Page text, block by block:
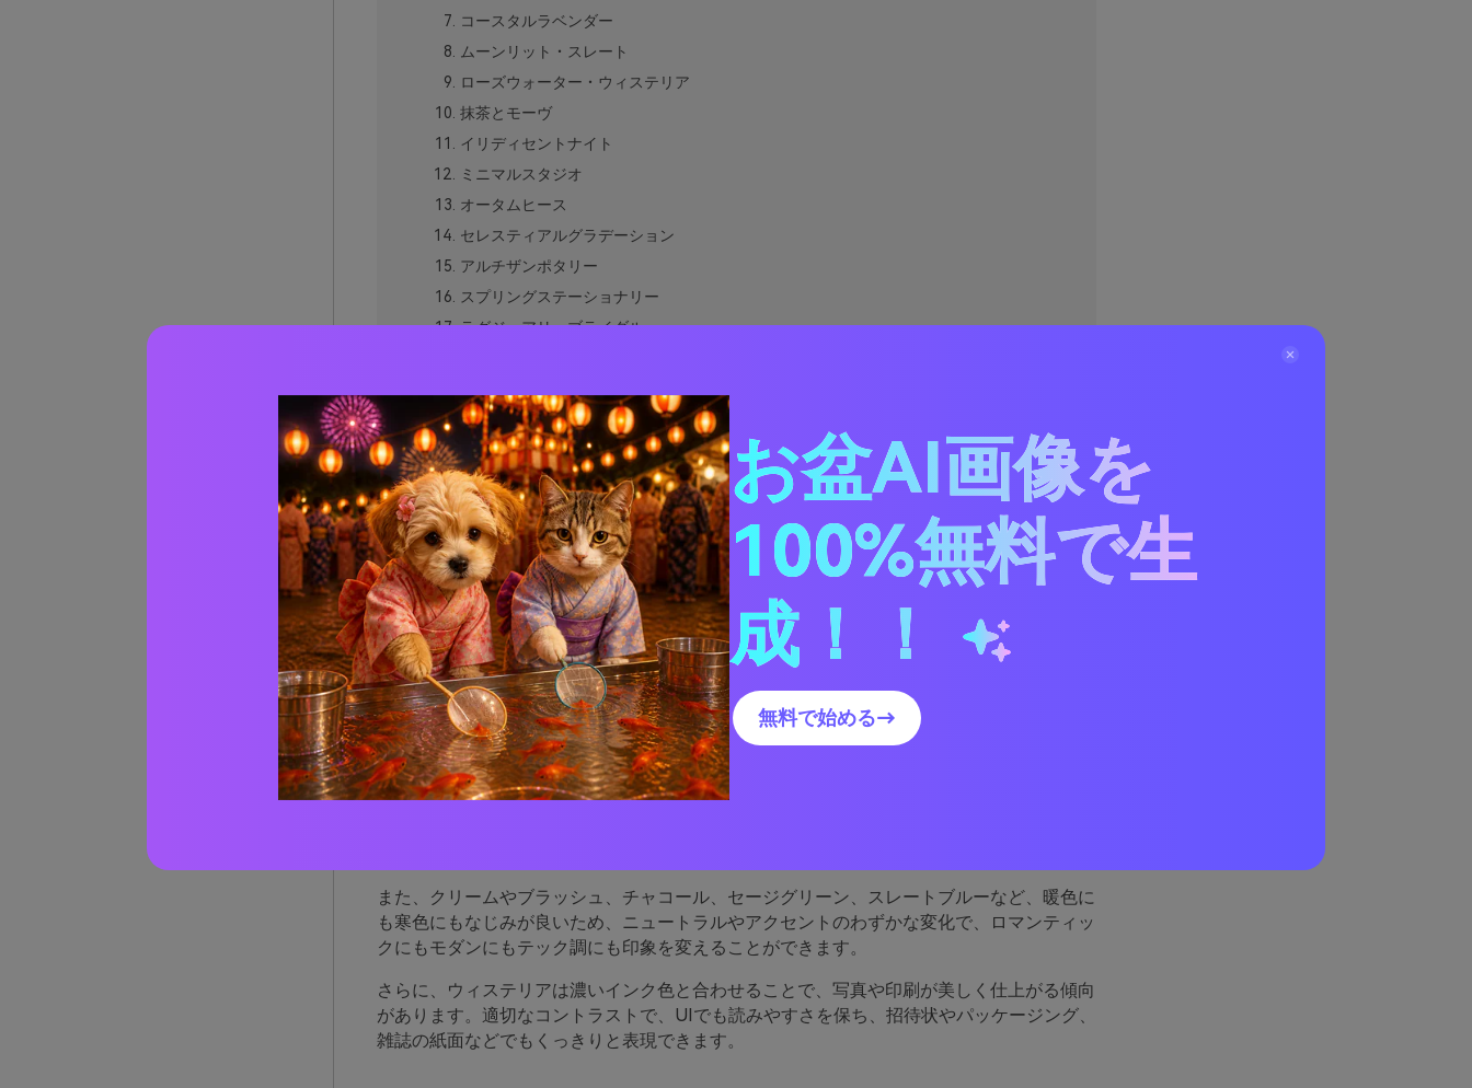
コースタルラベンダー
ムーンリット・スレート
ローズウォーター・ウィステリア
抹茶とモーヴ
イリディセントナイト
ミニマルスタジオ
オータムヒース
セレスティアルグラデーション
アルチザンポタリー
スプリングステーショナリー
ラグジュアリーブライダル
エディトリアルインク
ソフトチャコールブルーム
ギルデッドオーチャード
クワイエットグラデーションUI
ウィステリアと相性の良い色は？
ウィステリアカラーパレットを実際のデザインで使うには
AIでウィステリアパレットのビジュアルを作成
ウィステリアパレットが魅力的な理由
ウィステリアは自然と「バランスが取れている」と感じられ、パステルパープルの柔らかさ
また、クリームやブラッシュ、チャコール、セージグリーン、スレートブルーなど、暖色に
も寒色にもなじみが良いため、ニュートラルやアクセントのわずかな変化で、ロマンティッ
クにもモダンにもテック調にも印象を変えることができます。
さらに、ウィステリアは濃いインク色と合わせることで、写真や印刷が美しく仕上がる傾向
があります。適切なコントラストで、UIでも読みやすさを保ち、招待状やパッケージング、
雑誌の紙面などでもくっきりと表現できます。
お盆AI画像を
100%無料で生
成！！
無料で始める→